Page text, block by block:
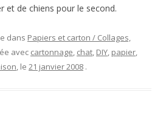
et de chiens pour le second.
dans Papiers et carton / Collages,
avec cartonnage, chat, DIY, papier,
, le 21 janvier 2008 .